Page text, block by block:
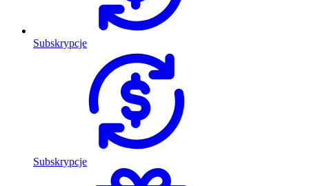
Subskrypcje
Subskrypcje